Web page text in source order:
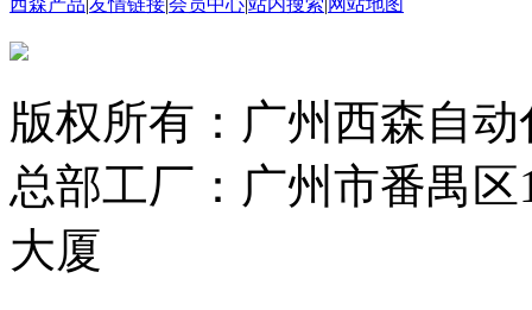
版权所有：广州西森自
总部工厂：广州市番禺
大厦